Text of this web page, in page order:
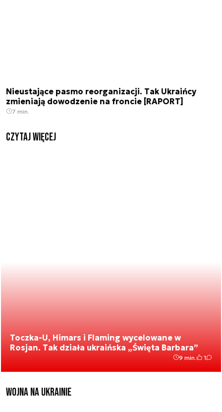
Nieustające pasmo reorganizacji. Tak Ukraińcy
zmieniają dowodzenie na froncie [RAPORT]
7 min.
czytaj więcej
Toczka-U, Himars i Flaming wycelowane w
Rosjan. Tak działa ukraińska „Święta Barbara”
9 min. 1
Wojna na Ukrainie